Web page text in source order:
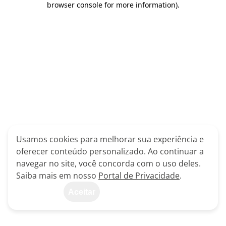
browser console for more information).
Usamos cookies para melhorar sua experiência e
oferecer conteúdo personalizado. Ao continuar a
navegar no site, você concorda com o uso deles.
Saiba mais em nosso Portal de Privacidade.